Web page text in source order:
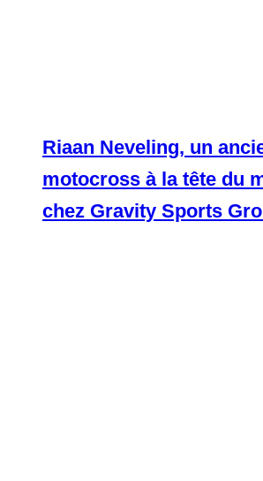
Riaan Neveling, un
motocross à la tête du
chez Gravity Sports